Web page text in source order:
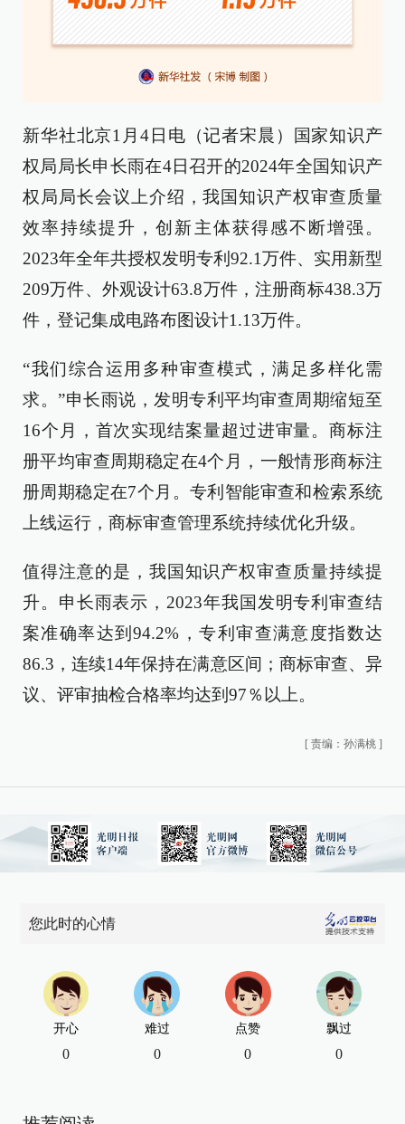
新华社北京1月4日电（记者宋晨）国家知识产
权局局长申长雨在4日召开的2024年全国知识产
权局局长会议上介绍，我国知识产权审查质量
效率持续提升，创新主体获得感不断增强。
2023年全年共授权发明专利92.1万件、实用新型
209万件、外观设计63.8万件，注册商标438.3万
件，登记集成电路布图设计1.13万件。
“我们综合运用多种审查模式，满足多样化需
求。”申长雨说，发明专利平均审查周期缩短至
16个月，首次实现结案量超过进审量。商标注
册平均审查周期稳定在4个月，一般情形商标注
册周期稳定在7个月。专利智能审查和检索系统
上线运行，商标审查管理系统持续优化升级。
值得注意的是，我国知识产权审查质量持续提
升。申长雨表示，2023年我国发明专利审查结
案准确率达到94.2%，专利审查满意度指数达
86.3，连续14年保持在满意区间；商标审查、异
议、评审抽检合格率均达到97％以上。
[ 责编：孙满桃 ]
您此时的心情
开心
0
难过
0
点赞
0
飘过
0